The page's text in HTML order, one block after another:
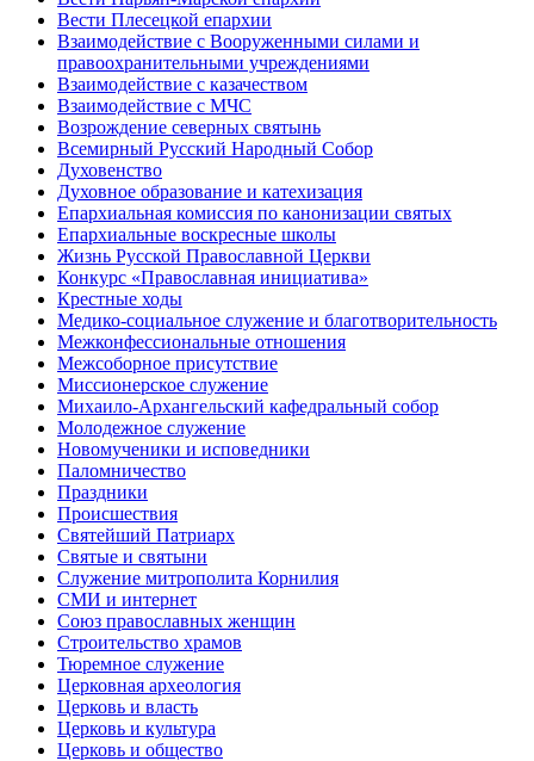
Вести Плесецкой епархии
Взаимодействие с Вооруженными силами и
правоохранительными учреждениями
Взаимодействие с казачеством
Взаимодействие с МЧС
Возрождение северных святынь
Всемирный Русский Народный Собор
Духовенство
Духовное образование и катехизация
Епархиальная комиссия по канонизации святых
Епархиальные воскресные школы
Жизнь Русской Православной Церкви
Конкурс «Православная инициатива»
Крестные ходы
Медико-социальное служение и благотворительность
Межконфессиональные отношения
Межсоборное присутствие
Миссионерское служение
Михаило-Архангельский кафедральный собор
Молодежное служение
Новомученики и исповедники
Паломничество
Праздники
Происшествия
Святейший Патриарх
Святые и святыни
Служение митрополита Корнилия
СМИ и интернет
Союз православных женщин
Строительство храмов
Тюремное служение
Церковная археология
Церковь и власть
Церковь и культура
Церковь и общество